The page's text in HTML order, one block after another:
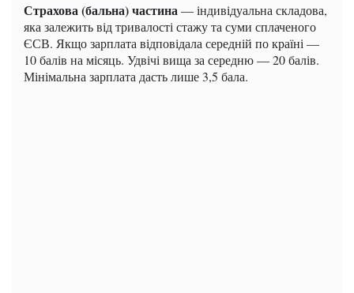
Страхова (бальна) частина— індивідуальна складова,
яка залежить від тривалості стажу та суми сплаченого
ЄСВ. Якщо зарплата відповідала середній по країні —
10 балів на місяць. Удвічі вища за середню — 20 балів.
Мінімальна зарплата дасть лише 3,5 бала.